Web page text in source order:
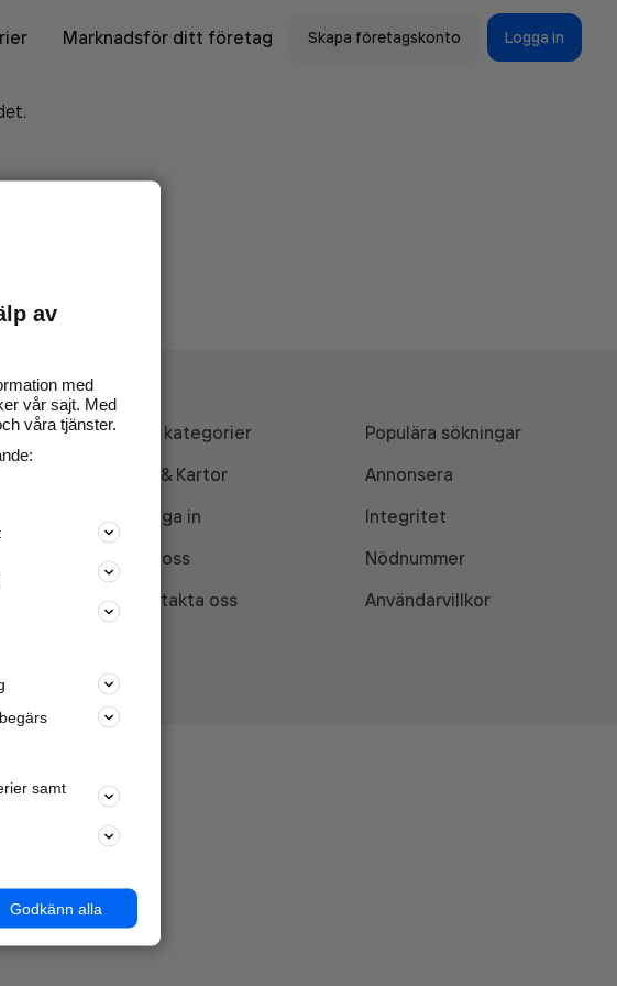
Marknadsför ditt företag Skapa företagskonto Logga in
på
dig.
Alla kategorier
Populära sökningar
API & Kartor
Annonsera
Logga in
Integritet
Om oss
Nödnummer
Kontakta oss
Användarvillkor
av
med
vår sajt. Med
våra tjänster.
samt
Godkänn alla